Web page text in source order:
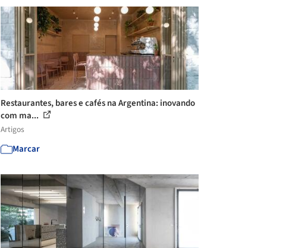
Restaurantes, bares e cafés na Argentina: inovando
com ma...
Artigos
Marcar